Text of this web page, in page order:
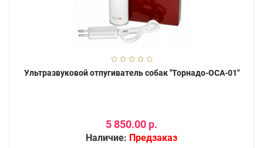
Ультразвуковой отпугиватель собак "Торнадо-ОСА-01"
5 850.00 р.
Наличие: Предзаказ